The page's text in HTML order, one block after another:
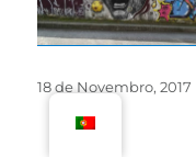
18 de Novembro, 2017